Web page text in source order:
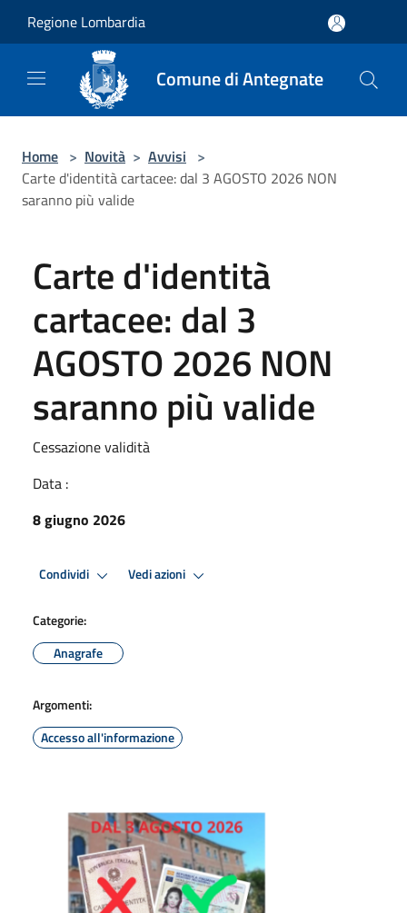
Regione Lombardia
Comune di Antegnate
Home > Novità > Avvisi >
Carte d'identità cartacee: dal 3 AGOSTO 2026 NON
saranno più valide
Carte d'identità
cartacee: dal 3
AGOSTO 2026 NON
saranno più valide
Cessazione validità
Data :
8 giugno 2026
Condividi Vedi azioni
Categorie:
Anagrafe
Argomenti:
Accesso all'informazione